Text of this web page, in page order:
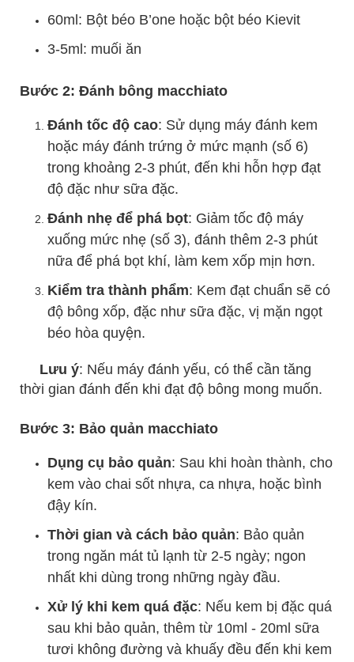
60ml: Bột béo B’one hoặc bột béo Kievit
3-5ml: muối ăn
Bước 2: Đánh bông macchiato
Đánh tốc độ cao: Sử dụng máy đánh kem
hoặc máy đánh trứng ở mức mạnh (số 6)
trong khoảng 2-3 phút, đến khi hỗn hợp đạt
độ đặc như sữa đặc.
Đánh nhẹ để phá bọt: Giảm tốc độ máy
xuống mức nhẹ (số 3), đánh thêm 2-3 phút
nữa để phá bọt khí, làm kem xốp mịn hơn.
Kiểm tra thành phẩm: Kem đạt chuẩn sẽ có
độ bông xốp, đặc như sữa đặc, vị mặn ngọt
béo hòa quyện.
Lưu ý: Nếu máy đánh yếu, có thể cần tăng
thời gian đánh đến khi đạt độ bông mong muốn.
Bước 3: Bảo quản macchiato
Dụng cụ bảo quản: Sau khi hoàn thành, cho
kem vào chai sốt nhựa, ca nhựa, hoặc bình
đậy kín.
Thời gian và cách bảo quản: Bảo quản
trong ngăn mát tủ lạnh từ 2-5 ngày; ngon
nhất khi dùng trong những ngày đầu.
Xử lý khi kem quá đặc: Nếu kem bị đặc quá
sau khi bảo quản, thêm từ 10ml - 20ml sữa
tươi không đường và khuấy đều đến khi kem